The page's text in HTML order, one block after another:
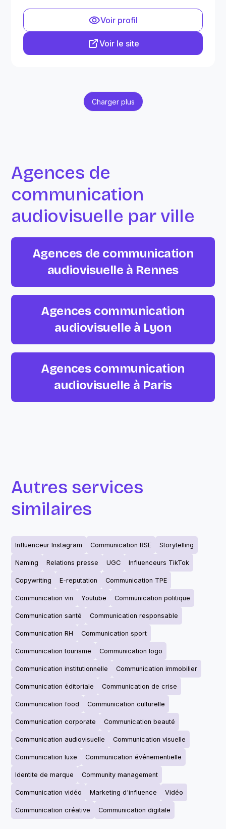
Voir profil
Voir le site
Charger plus
Agences de
communication
audiovisuelle par ville
Agences de communication
audiovisuelle à Rennes
Agences communication
audiovisuelle à Lyon
Agences communication
audiovisuelle à Paris
Autres services
similaires
Influenceur Instagram Communication RSE Storytelling
Naming Relations presse UGC Influenceurs TikTok
Copywriting E-reputation Communication TPE
Communication vin Youtube Communication politique
Communication santé Communication responsable
Communication RH Communication sport
Communication tourisme Communication logo
Communication institutionnelle Communication immobilier
Communication éditoriale Communication de crise
Communication food Communication culturelle
Communication corporate Communication beauté
Communication audiovisuelle Communication visuelle
Communication luxe Communication événementielle
Identite de marque Community management
Communication vidéo Marketing d'influence Vidéo
Communication créative Communication digitale